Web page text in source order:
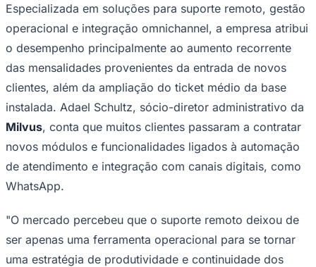
Corinthians
Especializada em soluções para suporte remoto, gestão
operacional e integração omnichannel, a empresa atribui
o desempenho principalmente ao aumento recorrente
das mensalidades provenientes da entrada de novos
clientes, além da ampliação do ticket médio da base
instalada. Adael Schultz, sócio-diretor administrativo da
Milvus, conta que muitos clientes passaram a contratar
novos módulos e funcionalidades ligados à automação
de atendimento e integração com canais digitais, como
WhatsApp.
"O mercado percebeu que o suporte remoto deixou de
ser apenas uma ferramenta operacional para se tornar
uma estratégia de produtividade e continuidade dos